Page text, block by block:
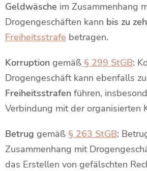
Geldwäsche im Zusammenhang
Drogengeschäften kann bis zu
Freiheitsstrafe betragen.
Korruption gemäß § 299 StGB:
Drogengeschäft kann ebenfalls zu
Freiheitsstrafen führen,
Verbindung mit der organisierten
Betrug gemäß § 263 StGB:
Zusammenhang mit
das Erstellen von gefälschten